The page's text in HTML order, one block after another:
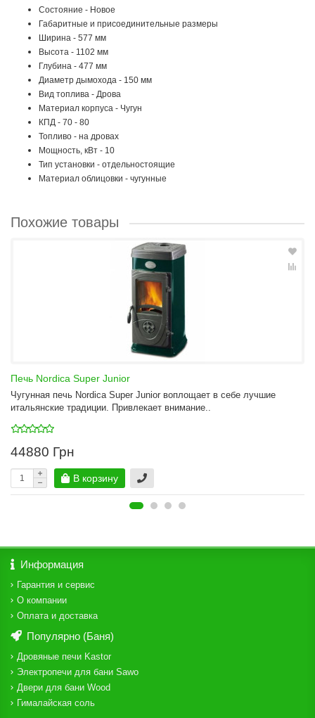
Состояние - Новое
Габаритные и присоединительные размеры
Ширина - 577 мм
Высота - 1102 мм
Глубина - 477 мм
Диаметр дымохода - 150 мм
Вид топлива - Дрова
Материал корпуса - Чугун
КПД - 70 - 80
Топливо - на дровах
Мощность, кВт - 10
Тип установки - отдельностоящие
Материал облицовки - чугунные
Похожие товары
Печь Nordica Super Junior
Чугунная печь Nordica Super Junior воплощает в себе лучшие
итальянские традиции. Привлекает внимание..
44880 Грн
В корзину
Информация
Гарантия и сервис
О компании
Оплата и доставка
Популярно (Баня)
Дровяные печи Kastor
Электропечи для бани Sawo
Двери для бани Wood
Гималайская соль